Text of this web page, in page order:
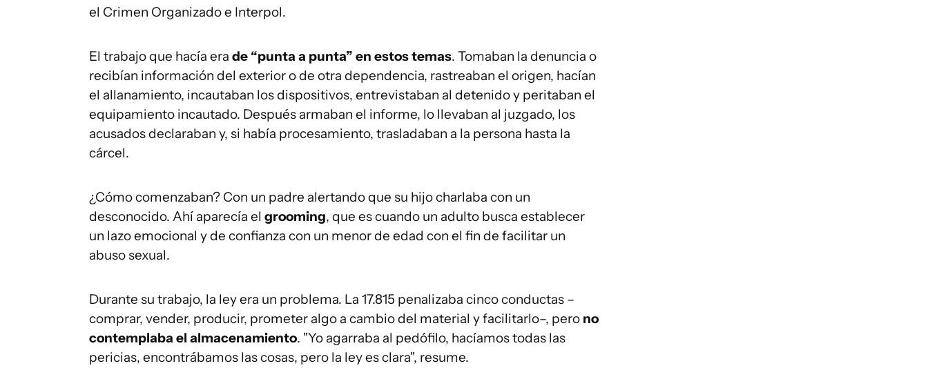
el Crimen Organizado e Interpol.
El trabajo que hacía era de “punta a punta” en estos temas. Tomaban la denuncia o
recibían información del exterior o de otra dependencia, rastreaban el origen, hacían
el allanamiento, incautaban los dispositivos, entrevistaban al detenido y peritaban el
equipamiento incautado. Después armaban el informe, lo llevaban al juzgado, los
acusados declaraban y, si había procesamiento, trasladaban a la persona hasta la
cárcel.
¿Cómo comenzaban? Con un padre alertando que su hijo charlaba con un
desconocido. Ahí aparecía el grooming, que es cuando un adulto busca establecer
un lazo emocional y de confianza con un menor de edad con el fin de facilitar un
abuso sexual.
Durante su trabajo, la ley era un problema. La 17.815 penalizaba cinco conductas –
comprar, vender, producir, prometer algo a cambio del material y facilitarlo–, pero no
contemplaba el almacenamiento. "Yo agarraba al pedófilo, hacíamos todas las
pericias, encontrábamos las cosas, pero la ley es clara", resume.